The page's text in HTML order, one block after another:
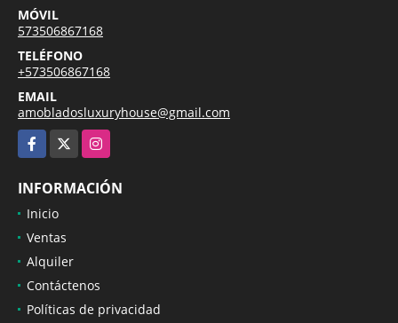
MÓVIL
573506867168
TELÉFONO
+573506867168
EMAIL
amobladosluxuryhouse@gmail.com
Facebook
Instagram
INFORMACIÓN
Inicio
Ventas
Alquiler
Contáctenos
Políticas de privacidad